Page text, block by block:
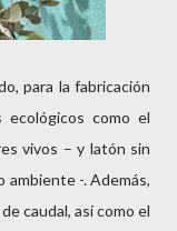
para la fabricación
como el
vivos – y latón sin
ambiente -. Además,
caudal, así como el